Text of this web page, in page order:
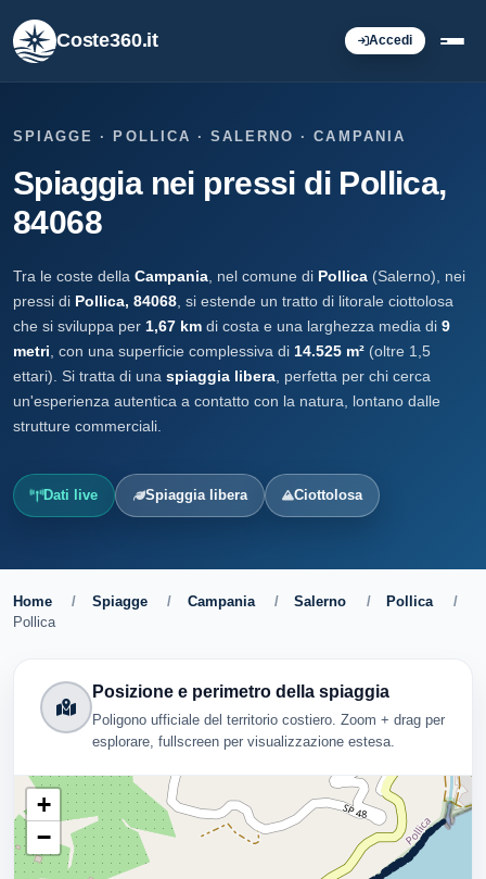
Coste360.it Accedi
SPIAGGE · POLLICA · SALERNO · CAMPANIA
Spiaggia nei pressi di Pollica,
84068
Tra le coste della Campania , nel comune di Pollica (Salerno), nei
pressi di Pollica, 84068 , si estende un tratto di litorale ciottolosa
che si sviluppa per 1,67 km di costa e una larghezza media di 9
metri , con una superficie complessiva di 14.525 m² (oltre 1,5
ettari). Si tratta di una spiaggia libera , perfetta per chi cerca
un'esperienza autentica a contatto con la natura, lontano dalle
strutture commerciali.
Dati live Spiaggia libera Ciottolosa
Home / Spiagge / Campania / Salerno / Pollica
/
Pollica
Posizione e perimetro della spiaggia
Poligono ufficiale del territorio costiero. Zoom + drag per
esplorare, fullscreen per visualizzazione estesa.
+
−